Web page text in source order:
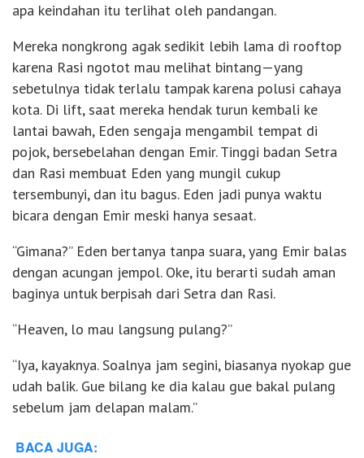
apa keindahan itu terlihat oleh pandangan.
Mereka nongkrong agak sedikit lebih lama di rooftop
karena Rasi ngotot mau melihat bintang—yang
sebetulnya tidak terlalu tampak karena polusi cahaya
kota. Di lift, saat mereka hendak turun kembali ke
lantai bawah, Eden sengaja mengambil tempat di
pojok, bersebelahan dengan Emir. Tinggi badan Setra
dan Rasi membuat Eden yang mungil cukup
tersembunyi, dan itu bagus. Eden jadi punya waktu
bicara dengan Emir meski hanya sesaat.
“Gimana?” Eden bertanya tanpa suara, yang Emir balas
dengan acungan jempol. Oke, itu berarti sudah aman
baginya untuk berpisah dari Setra dan Rasi.
“Heaven, lo mau langsung pulang?”
“Iya, kayaknya. Soalnya jam segini, biasanya nyokap gue
udah balik. Gue bilang ke dia kalau gue bakal pulang
sebelum jam delapan malam.”
BACA JUGA: